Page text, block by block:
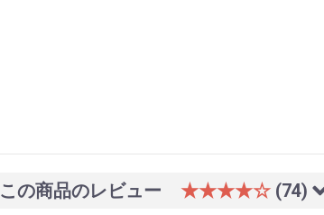
この商品のレビュー ★★★★☆ (74)